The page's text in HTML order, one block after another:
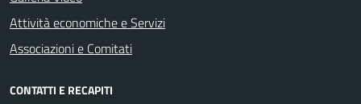
Attività economiche e Servizi
Associazioni e Comitati
CONTATTI E RECAPITI